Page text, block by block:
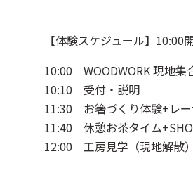
【体験スケジュール】10:00
10:00 WOODWORK 現地集
10:10 受付・説明
11:30 お箸づくり体験+レー
11:40 休憩お茶タイム
12:00 工房見学（現地解散）